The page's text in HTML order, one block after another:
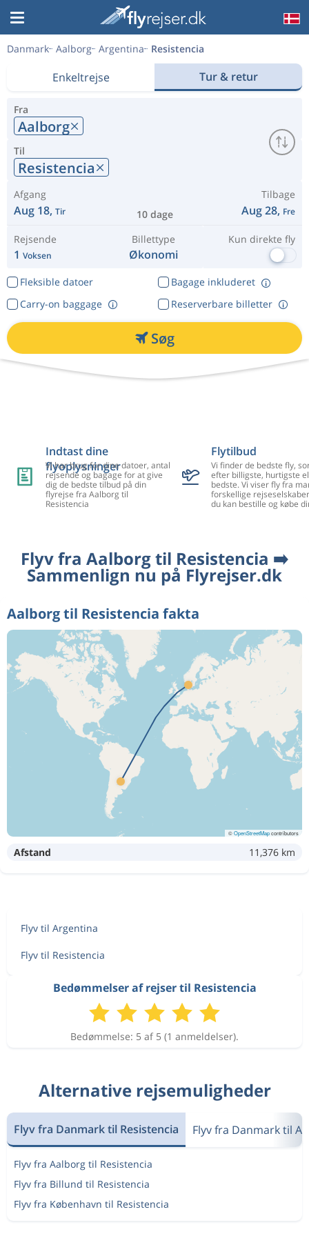
Danmark Aalborg Argentina Resistencia
Enkeltrejse Tur & retur
Fra
Aalborg
Til
Resistencia
Afgang
Aug 18, Tir 10 dage
Tilbage
Aug 28, Fre
Rejsende
1 Voksen
Billettype
Økonomi
Kun direkte fly
Fleksible datoer
Bagage inkluderet
Reserverbare billetter
Carry-on baggage
Søg
Indtast dine
flyoplysninger
Vi har brug for dine datoer, antal
rejsende og bagage for at give
dig de bedste tilbud på din
flyrejse fra Aalborg til
Resistencia
Flytilbud
Vi finder de bedste fly,
efter billigste, hurtigste
bedste. Vi viser fly fra
forskellige
du kan bestille og købe
Flyv fra Aalborg til Resistencia ➡️
Sammenlign nu på Flyrejser.dk
Aalborg til Resistencia fakta
©OpenStreetMapcontributors
Afstand 11,376 km
Flyv til Argentina
Flyv til Resistencia
Bedømmelser af rejser til Resistencia
Bedømmelse: 5 af 5 (1 anmeldelser).
Alternative rejsemuligheder
Flyv fra Danmark til Resistencia Flyv fra Danmark til
Flyv fra Aalborg til Resistencia
Flyv fra Billund til Resistencia
Flyv fra København til Resistencia